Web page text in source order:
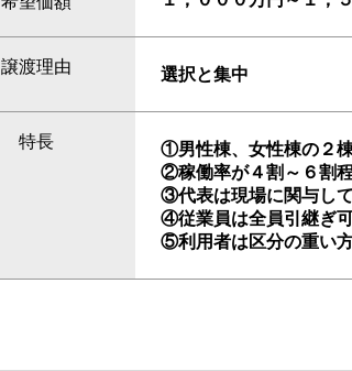
譲渡理由 選択と集中
特長
①男性棟、女性棟の２棟
②稼働率が４割～６割
③代表は現場に関与し
④従業員は全員引継ぎ可
⑤利用者は区分の重い方